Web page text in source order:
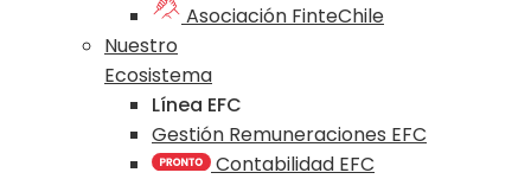
Asociación FinteChile
Nuestro
Ecosistema
Línea EFC
Gestión Remuneraciones EFC
Contabilidad EFC